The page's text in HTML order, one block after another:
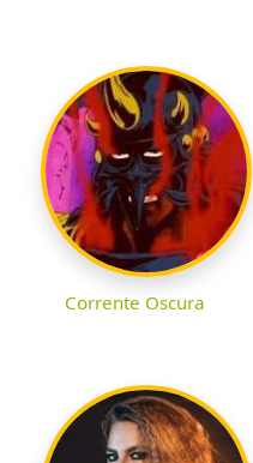
Corrente Oscura